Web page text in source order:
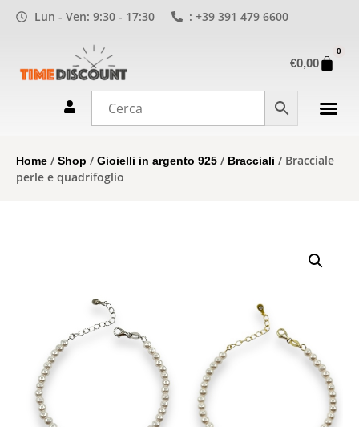
Lun - Ven: 9:30 - 17:30 : +39 391 479 6600
€0,00
0
Home /Shop /Gioielli in argento 925 / Bracciali / Bracciale
perle e quadrifoglio